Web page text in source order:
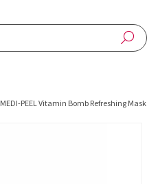
MEDI-PEEL Vitamin Bomb Refreshing Mask